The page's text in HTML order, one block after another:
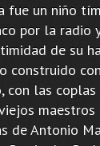
fue un niño
por la radio
de su
construido
con las
de Antonio